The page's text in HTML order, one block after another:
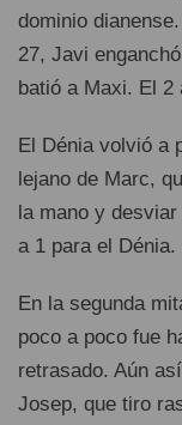
dominio
27, Javi
batió a Maxi. El 2
El Dénia volvió a
lejano de Marc,
la mano y
a 1 para el Dénia.
En la segunda
poco a poco fue
retrasado. Aún
Josep, que tiro